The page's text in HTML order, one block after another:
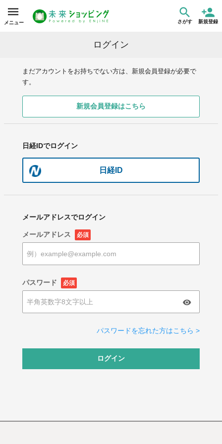
メニュー さがす 新規登録
ログイン
まだアカウントをお持ちでない方は、新規会員登録が必要で
す。
新規会員登録はこちら
日経IDでログイン
日経ID
メールアドレスでログイン
メールアドレス 必須
パスワード 必須
パスワードを忘れた方はこちら >
ログイン